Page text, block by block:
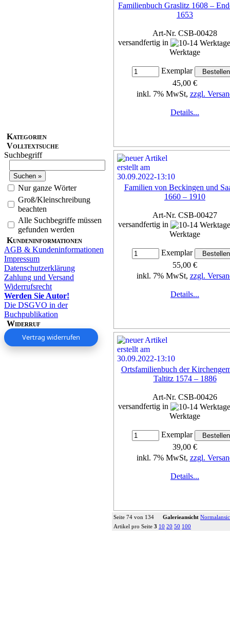
Kategorien
Volltextsuche
Suchbegriff
Nur ganze Wörter
Groß/Kleinschreibung
beachten
Alle Suchbegriffe müssen
gefunden werden
Kundeninformationen
AGB & Kundeninformationen
Impressum
Datenschutzerklärung
Zahlung und Versand
Widerrufsrecht
Werden Sie Autor!
Die DSGVO in der
Buchpublikation
Widerruf
Vertrag widerrufen
Familienbuch Graslitz 1608 –
1653
Art-Nr. CSB-00428
versandfertig in
Werktage
Exemplar
45,00 €
inkl. 7% MwSt, zzgl.
Details...
Familien von Beckingen und
1660 – 1910
Art-Nr. CSB-00427
versandfertig in
Werktage
Exemplar
55,00 €
inkl. 7% MwSt, zzgl.
Details...
Ortsfamilienbuch der
Taltitz 1574 – 1886
Art-Nr. CSB-00426
versandfertig in
Werktage
Exemplar
39,00 €
inkl. 7% MwSt, zzgl.
Details...
Seite 74 von 134 Galerieansicht
Artikel pro Seite 3 10 20 50 100